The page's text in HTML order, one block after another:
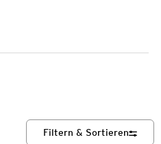
Filtern & Sortieren